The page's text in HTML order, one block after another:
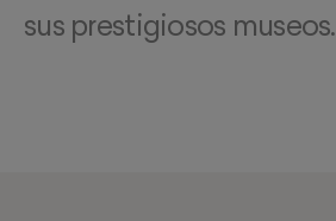
sus prestigiosos museos.